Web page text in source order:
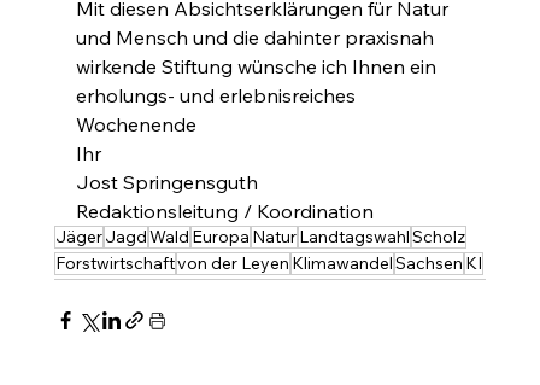
Mit diesen Absichtserklärungen für Natur
und Mensch und die dahinter praxisnah
wirkende Stiftung wünsche ich Ihnen ein
erholungs- und erlebnisreiches
Wochenende
Ihr
Jost Springensguth
Redaktionsleitung / Koordination
JägerJagdWald Europa NaturLandtagswahlScholz
Forstwirtschaftvon der Leyen KlimawandelSachsen KI